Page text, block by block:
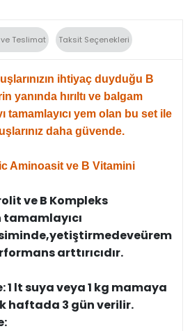
Teslimat Taksit Seçenekleri
ihtiyaç duyduğu B
yanında hırıltı ve balgam
tamamlayıcı yem olan bu set ile
daha güvende.
Aminoasit ve B Vitamini
ve B Kompleks
yetiştirmedeveüreme
arttırıcıdır.
1 lt suya veya 1 kg mamaya
haftada 3 gün verilir.